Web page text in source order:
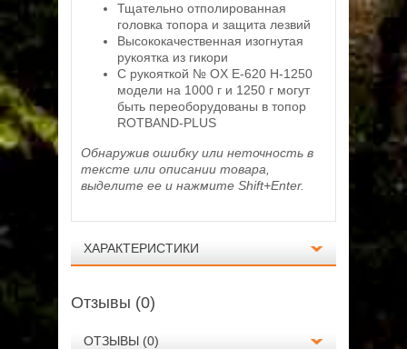
Тщательно отполированная
головка топора и защита лезвий
Высококачественная изогнутая
рукоятка из гикори
С рукояткой № OX E-620 H-1250
модели на 1000 г и 1250 г могут
быть переоборудованы в топор
ROTBAND-PLUS
Обнаружив ошибку или неточность в
тексте или описании товара,
выделите ее и нажмите Shift+Enter.
ХАРАКТЕРИСТИКИ
Отзывы (0)
ОТЗЫВЫ (0)